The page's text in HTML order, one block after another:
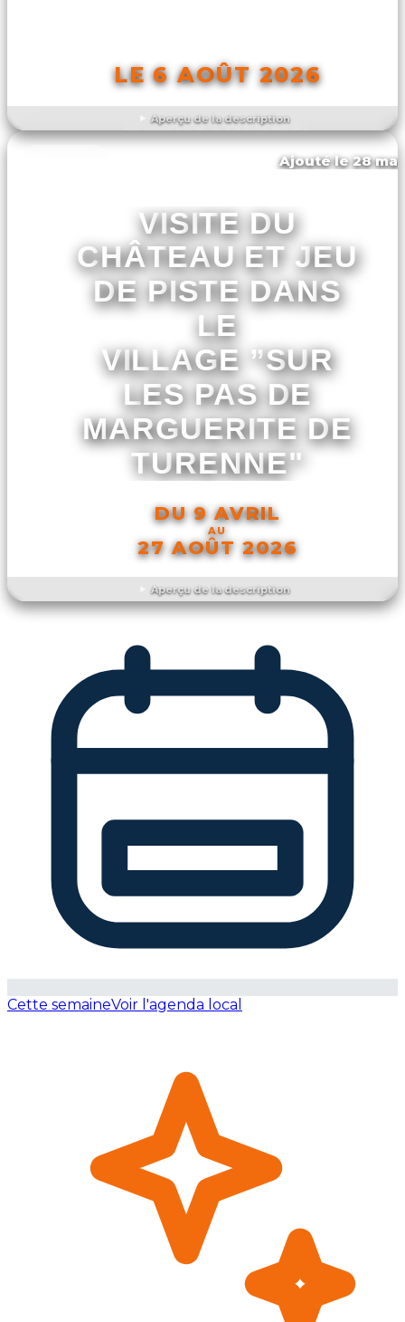
Aperçu de la description
LE 6 AOÛT 2026
DÉCOUVRIR L'ÉVÉNEMENT
Aperçu de la description
Ajouté le 28
VISITE DU
CHÂTEAU ET JEU
DE PISTE DANS
LE
VILLAGE ”SUR
LES PAS DE
MARGUERITE DE
TURENNE"
DU 9 AVRIL
AU
27 AOÛT 2026
DÉCOUVRIR L'ÉVÉNEMENT
Cette semaineVoir l'agenda local